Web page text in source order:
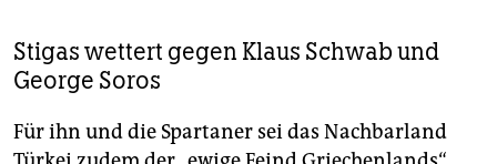
Stigas wettert gegen Klaus Schwab und
George Soros
Für ihn und die Spartaner sei das Nachbarland